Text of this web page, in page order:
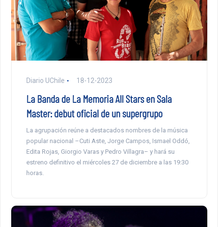
Diario UChile 18-12-2023
La Banda de La Memoria All Stars en Sala
Master: debut oficial de un supergrupo
La agrupación reúne a destacados nombres de la música
popular nacional –Cuti Aste, Jorge Campos, Ismael Oddó,
Edita Rojas, Giorgio Varas y Pedro Villagra– y hará su
estreno definitivo el miércoles 27 de diciembre a las 19:30
horas.